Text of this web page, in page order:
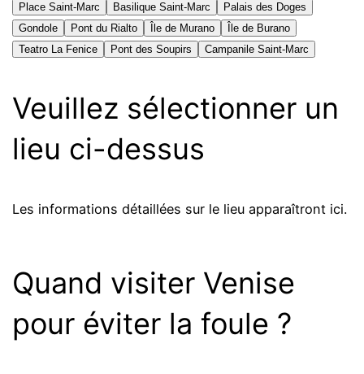
Place Saint-Marc Basilique Saint-Marc
Palais des Doges
Gondole
Pont du Rialto Île de Murano
Île de Burano
Teatro La Fenice
Pont des Soupirs Campanile Saint-Marc
Veuillez sélectionner un
lieu ci-dessus
Les informations détaillées sur le lieu apparaîtront ici.
Quand visiter Venise
pour éviter la foule ?